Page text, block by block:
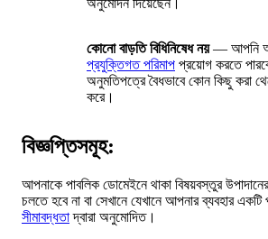
অনুমোদন দিয়েছেন।
কোনো বাড়তি বিধিনিষেধ নয়— আপনি
প্রযুক্তিগত পরিমাপ প্রয়োগ করতে
অনুমতিপত্রে বৈধভাবে কোন কিছু করা
করে।
বিজ্ঞপ্তিসমূহ:
আপনাকে পাবলিক ডোমেইনে থাকা বিষয়বস্তুর
চলতে হবে না বা সেখানে যেখানে আপনার ব্যবহার
সীমাবদ্ধতাদ্বারা অনুমোদিত।